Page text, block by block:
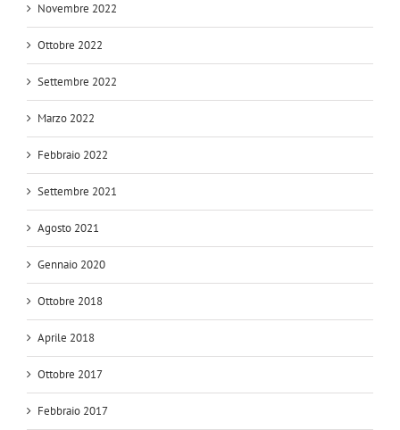
Novembre 2022
Ottobre 2022
Settembre 2022
Marzo 2022
Febbraio 2022
Settembre 2021
Agosto 2021
Gennaio 2020
Ottobre 2018
Aprile 2018
Ottobre 2017
Febbraio 2017